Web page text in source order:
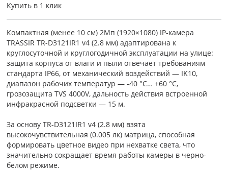
Купить в 1 клик
Компактная (менее 10 см) 2Мп (1920×1080) IP-камера
TRASSIR TR-D3121IR1 v4 (2.8 мм) адаптирована к
круглосуточной и круглогодичной эксплуатации на улице:
защита корпуса от влаги и пыли отвечает требованиям
стандарта IP66, от механический воздействий — IK10,
диапазон рабочих температур — -40 °C… +60 °C,
грозозащита TVS 4000V, дальность действия встроенной
инфракрасной подсветки — 15 м.
За основу TR-D3121IR1 v4 (2.8 мм) взята
высокочувствительная (0.005 лк) матрица, способная
формировать цветное видео при нехватке света, что
значительно сокращает время работы камеры в черно-
белом режиме.